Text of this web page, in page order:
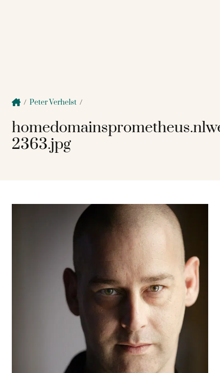
/ Peter Verhelst /
2363.jpg